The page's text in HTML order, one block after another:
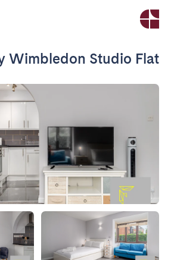
Wimbledon Studio Flat